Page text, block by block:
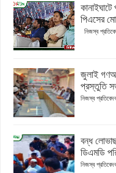
পিএসের
নিজস্ব
জুলাই
প্রস্তুতি
নিজস্ব
বন্ধ
ডিএমডি
নিজস্ব